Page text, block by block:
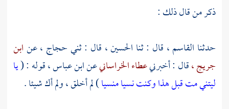
ذكر من قال ذلك :
حدثنا القاسم ، قال : ثنا الحسين ، قال : ثنيحجاج ،عنابن
جريج ،قال : أخبرنيعطاء الخراسانيعنابن عباس ،قوله : (يا
ليتني مت قبل هذا وكنت نسيا منسيا) لم أخلق ، ولم أك شيئا .